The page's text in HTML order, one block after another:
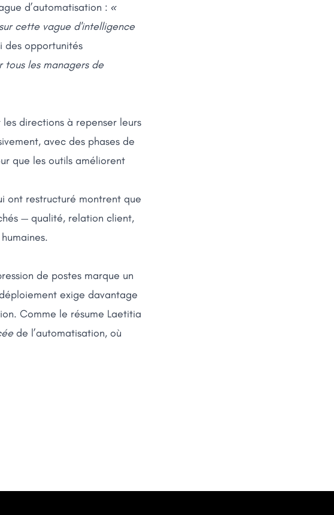
d’automatisation : «
cette vague d'intelligence
des opportunités
tous les managers de
directions à repenser leurs
avec des phases de
que les outils améliorent
ont restructuré montrent que
— qualité, relation client,
de postes marque un
exige davantage
Comme le résume Laetitia
de l’automatisation, où